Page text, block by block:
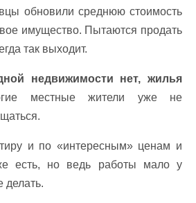
обновили среднюю стоимость
имущество. Пытаются продать
так выходит.
недвижимости нет, жилья
местные жители уже не
и по «интересным» ценам и
есть, но ведь работы мало у
делать.